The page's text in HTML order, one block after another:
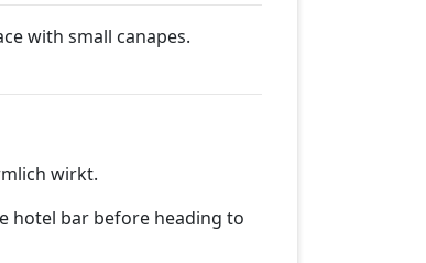
with small canapes.
wirkt.
hotel bar before heading to